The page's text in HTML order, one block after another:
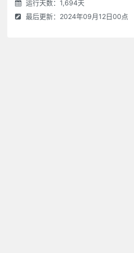
运行天数：1,694天
最后更新：2024年09月12日00点